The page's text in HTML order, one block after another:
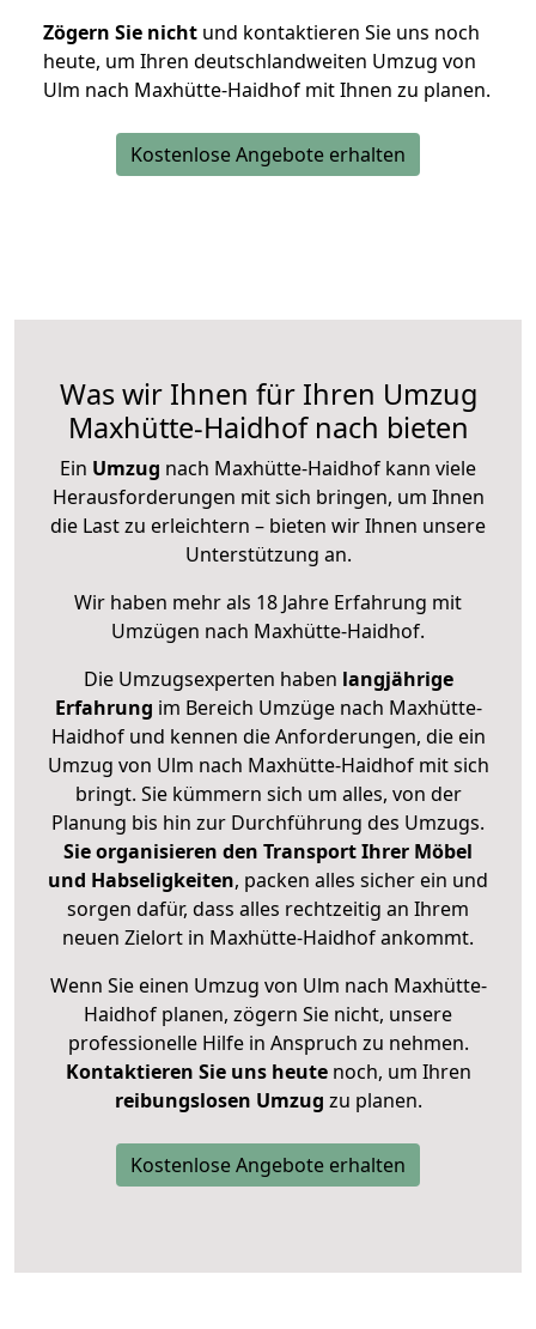
Zögern Sie nicht und kontaktieren Sie uns noch
heute, um Ihren deutschlandweiten Umzug von
Ulm nach Maxhütte-Haidhof mit Ihnen zu planen.
Kostenlose Angebote erhalten
Was wir Ihnen für Ihren Umzug
Maxhütte-Haidhof nach bieten
Ein Umzug nach Maxhütte-Haidhof kann viele
Herausforderungen mit sich bringen, um Ihnen
die Last zu erleichtern – bieten wir Ihnen unsere
Unterstützung an.
Wir haben mehr als 18 Jahre Erfahrung mit
Umzügen nach Maxhütte-Haidhof.
Die Umzugsexperten haben langjährige
Erfahrung im Bereich Umzüge nach Maxhütte-
Haidhof und kennen die Anforderungen, die ein
Umzug von Ulm nach Maxhütte-Haidhof mit sich
bringt. Sie kümmern sich um alles, von der
Planung bis hin zur Durchführung des Umzugs.
Sie organisieren den Transport Ihrer Möbel
und Habseligkeiten, packen alles sicher ein und
sorgen dafür, dass alles rechtzeitig an Ihrem
neuen Zielort in Maxhütte-Haidhof ankommt.
Wenn Sie einen Umzug von Ulm nach Maxhütte-
Haidhof planen, zögern Sie nicht, unsere
professionelle Hilfe in Anspruch zu nehmen.
Kontaktieren Sie uns heutenoch, um Ihren
reibungslosen Umzug zu planen.
Kostenlose Angebote erhalten